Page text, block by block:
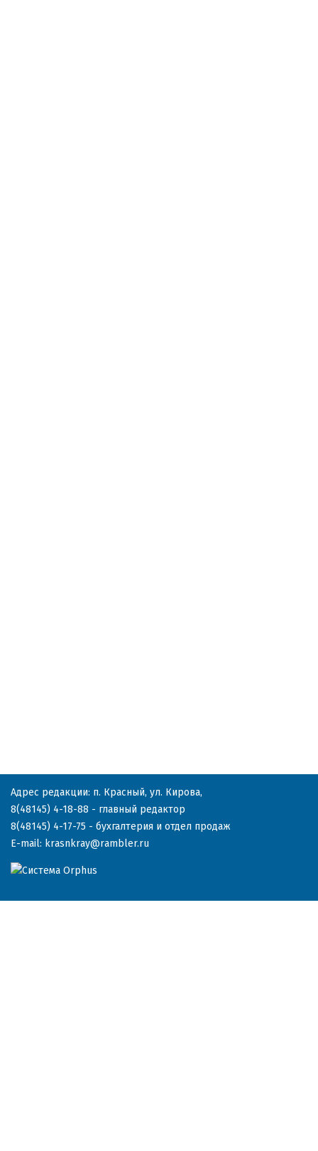
Адрес редакции: п. Красный, ул. Кирова,
8(48145) 4-18-88 - главный редактор
8(48145) 4-17-75 - бухгалтерия и отдел продаж
E-mail: krasnkray@rambler.ru